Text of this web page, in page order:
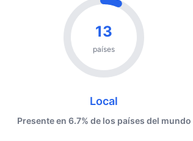
13
países
Local
Presente en 6.7% de los países del mundo